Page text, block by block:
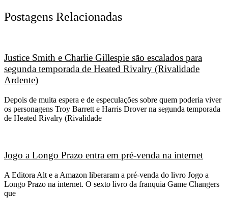
Postagens Relacionadas
Justice Smith e Charlie Gillespie são escalados para
segunda temporada de Heated Rivalry (Rivalidade
Ardente)
Depois de muita espera e de especulações sobre quem poderia viver
os personagens Troy Barrett e Harris Drover na segunda temporada
de Heated Rivalry (Rivalidade
Jogo a Longo Prazo entra em pré-venda na internet
A Editora Alt e a Amazon liberaram a pré-venda do livro Jogo a
Longo Prazo na internet. O sexto livro da franquia Game Changers
que